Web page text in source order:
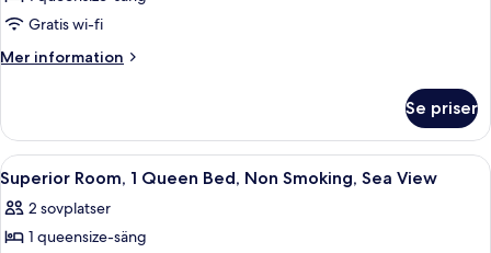
havsutsikt
Standard
Room,
Bed,
Non
Smoking,
Sea
View
Gratis wi-fi
Mer information
Mer
Room,
Queen
Bed,
Non
Smoking,
Se priser
Öppna
alla
foton
för
Ett hotellrum med en säng, två
9
Superior Room, 1 Queen Bed, Non Smoking, Sea View
2 sovplatser
1 queensize-säng